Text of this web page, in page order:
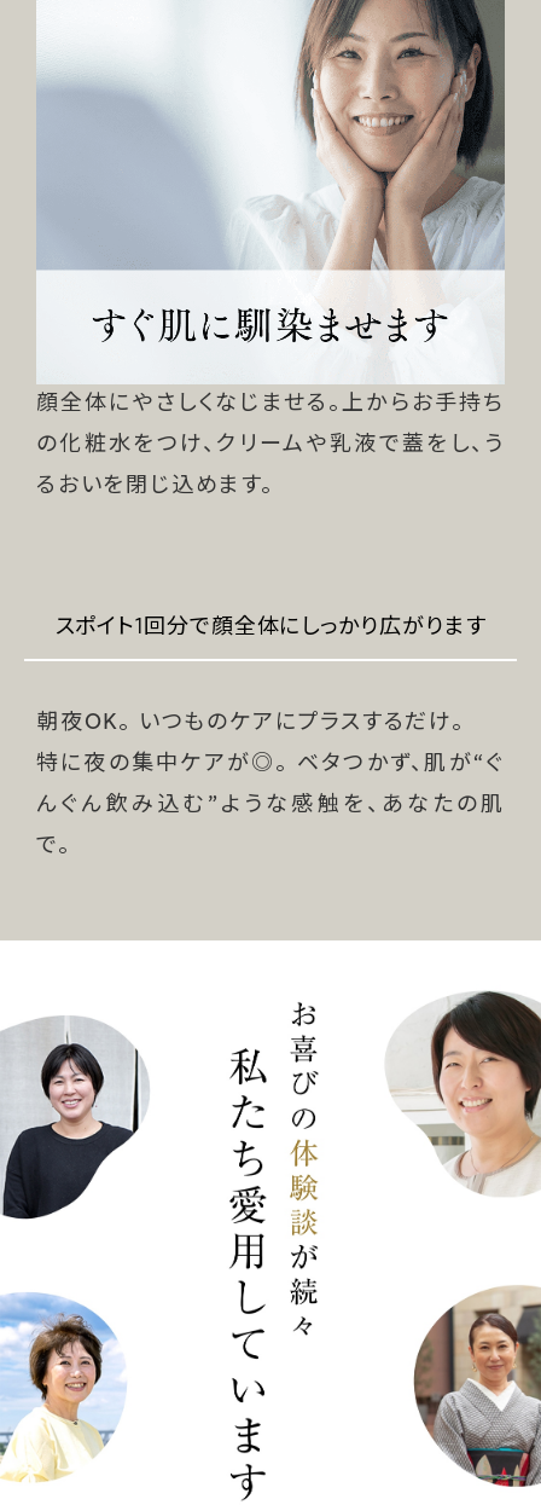
顔全体にやさしくなじませる。上からお手持ち
の化粧水をつけ、クリームや乳液で蓋をし、う
るおいを閉じ込めます。
スポイト1回分で顔全体にしっかり広がります
朝夜OK。 いつものケアにプラスするだけ。
特に夜の集中ケアが◎。 ベタつかず、肌が“ぐ
んぐん飲み込む”ような感触を、あなたの肌
で。